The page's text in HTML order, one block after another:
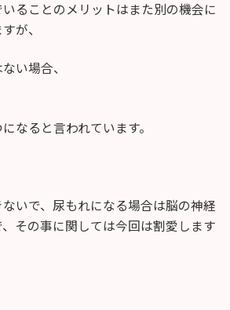
ることのメリットはまた別の機会に
が、
い場合、
なると言われています。
いで、尿もれになる場合は脳の神経
その事に関しては今回は割愛します